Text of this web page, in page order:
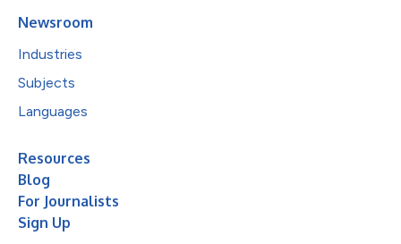
Newsroom
Industries
Subjects
Languages
Resources
Blog
For Journalists
Sign Up